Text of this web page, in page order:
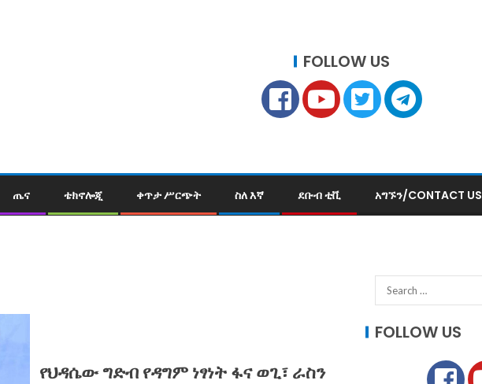
FOLLOW US
ጤና ቴክኖሎጂ ቀጥታ ሥርጭት ስለ እኛ ደቡብ ቲቪ አግኙን/CONTACT US
የህዳሴው ግድብ የዳግም ነፃነት ፋና ወጊ፣ ራስን
FOLLOW US